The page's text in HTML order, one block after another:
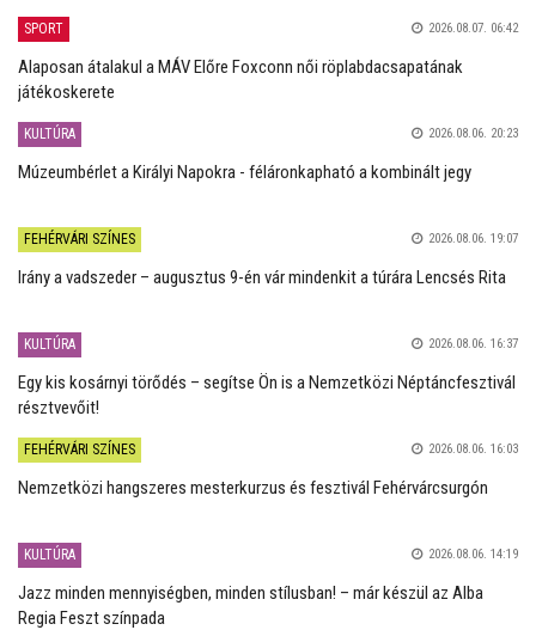
SPORT 2026.08.07. 06:42
Alaposan átalakul a MÁV Előre Foxconn női röplabdacsapatának
játékoskerete
KULTÚRA 2026.08.06. 20:23
Múzeumbérlet a Királyi Napokra - féláronkapható a kombinált jegy
FEHÉRVÁRI SZÍNES 2026.08.06. 19:07
Irány a vadszeder – augusztus 9-én vár mindenkit a túrára Lencsés Rita
KULTÚRA 2026.08.06. 16:37
Egy kis kosárnyi törődés – segítse Ön is a Nemzetközi Néptáncfesztivál
résztvevőit!
FEHÉRVÁRI SZÍNES 2026.08.06. 16:03
Nemzetközi hangszeres mesterkurzus és fesztivál Fehérvárcsurgón
KULTÚRA 2026.08.06. 14:19
Jazz minden mennyiségben, minden stílusban! – már készül az Alba
Regia Feszt színpada